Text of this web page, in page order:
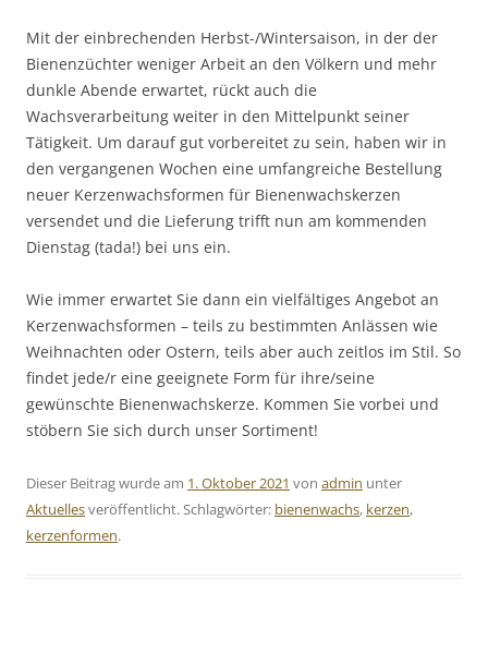
Mit der einbrechenden Herbst-/Wintersaison, in der der
Bienenzüchter weniger Arbeit an den Völkern und mehr
dunkle Abende erwartet, rückt auch die
Wachsverarbeitung weiter in den Mittelpunkt seiner
Tätigkeit. Um darauf gut vorbereitet zu sein, haben wir in
den vergangenen Wochen eine umfangreiche Bestellung
neuer Kerzenwachsformen für Bienenwachskerzen
versendet und die Lieferung trifft nun am kommenden
Dienstag (tada!) bei uns ein.
Wie immer erwartet Sie dann ein vielfältiges Angebot an
Kerzenwachsformen – teils zu bestimmten Anlässen wie
Weihnachten oder Ostern, teils aber auch zeitlos im Stil. So
findet jede/r eine geeignete Form für ihre/seine
gewünschte Bienenwachskerze. Kommen Sie vorbei und
stöbern Sie sich durch unser Sortiment!
Dieser Beitrag wurde am 1. Oktober 2021 von admin unter
Aktuellesveröffentlicht. Schlagwörter: bienenwachs, kerzen,
kerzenformen.